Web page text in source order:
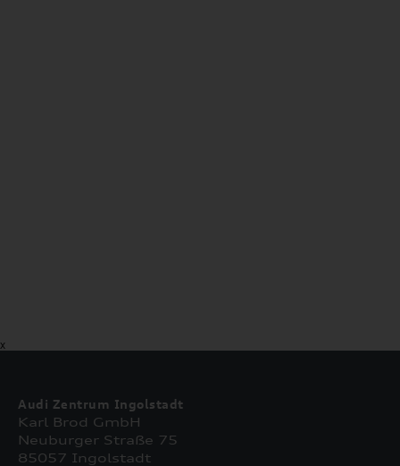
X
Audi Zentrum Ingolstadt
Karl Brod GmbH
Neuburger Straße 75
85057 Ingolstadt